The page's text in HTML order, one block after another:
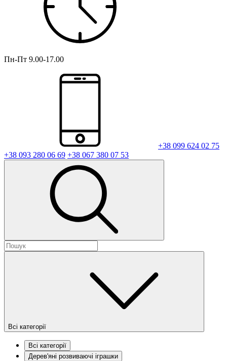
Пн-Пт 9.00-17.00
+38 099 624 02 75
+38 093 280 06 69 +38 067 380 07 53
Всі категорії
Всі категорії
Дерев'яні розвиваючі іграшки